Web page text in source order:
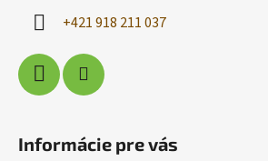
+421 918 211 037
Informácie pre vás